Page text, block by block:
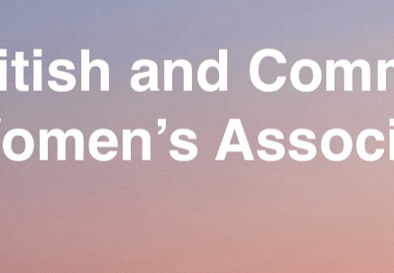
Exporter uniquement les colonnes affichées
Ajoutez un logo, un bouton, des réseaux sociaux